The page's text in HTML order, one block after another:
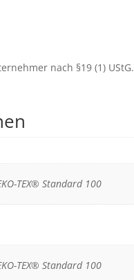
nach §19 (1) UStG.
TEX® Standard 100
TEX® Standard 100